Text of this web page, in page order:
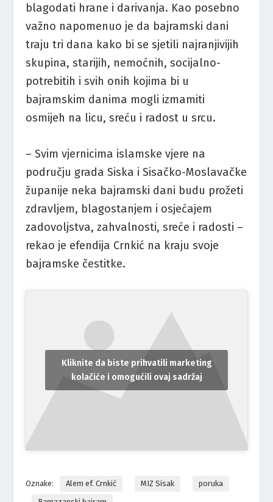
blagodati hrane i darivanja. Kao posebno
važno napomenuo je da bajramski dani
traju tri dana kako bi se sjetili najranjivijih
skupina, starijih, nemoćnih, socijalno-
potrebitih i svih onih kojima bi u
bajramskim danima mogli izmamiti
osmijeh na licu, sreću i radost u srcu.
– Svim vjernicima islamske vjere na
području grada Siska i Sisačko-Moslavačke
županije neka bajramski dani budu prožeti
zdravljem, blagostanjem i osjećajem
zadovoljstva, zahvalnosti, sreće i radosti –
rekao je efendija Crnkić na kraju svoje
bajramske čestitke.
Kliknite da biste prihvatili marketing
kolačiće i omogućili ovaj sadržaj
Oznake: Alem ef. Crnkić MIZ Sisak
poruka